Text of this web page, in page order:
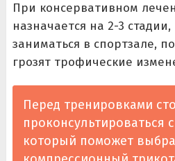
При консервативном
назначается на 2-3
заниматься в спортзале,
грозят трофические
Перед тренировками
проконсультироваться
который поможет